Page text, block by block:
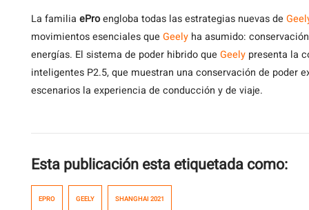
La familia eProengloba todas las estrategias nuevas de
movimientos esenciales que Geely ha asumido:
energías. El sistema de poder hibrido que Geely presenta la
inteligentes P2.5, que muestran una conservación de poder
escenarios la experiencia de conducción y de viaje.
Esta publicación esta etiquetada como:
EPRO GEELY SHANGHAI 2021